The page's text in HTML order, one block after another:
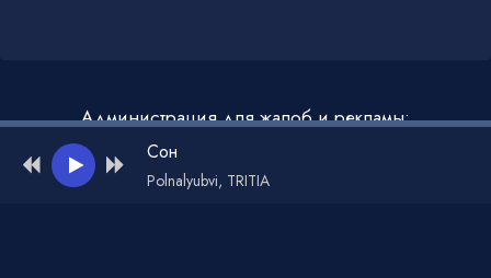
Администрация для жалоб и рекламы:
admin@muzdark.net
Сон
Polnalyubvi, TRITIA